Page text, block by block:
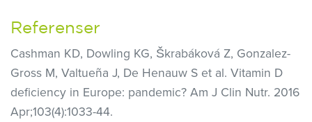
Referenser
Cashman KD, Dowling KG, Škrabáková Z, Gonzalez-
Gross M, Valtueña J, De Henauw S et al. Vitamin D
deficiency in Europe: pandemic? Am J Clin Nutr. 2016
Apr;103(4):1033-44.